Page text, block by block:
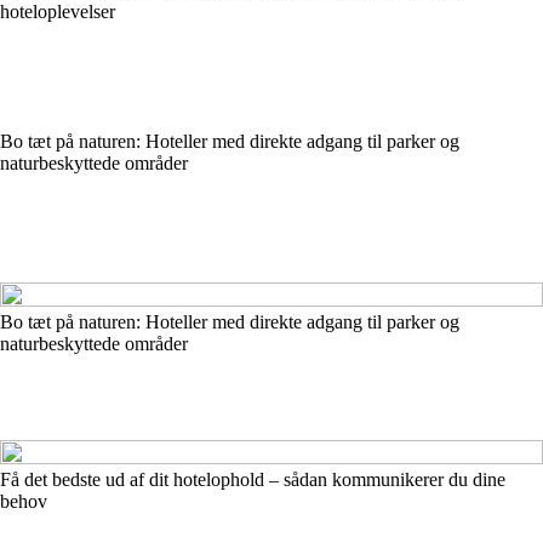
hoteloplevelser
Bo tæt på naturen: Hoteller med direkte adgang til parker og
naturbeskyttede områder
Bo tæt på naturen: Hoteller med direkte adgang til parker og
naturbeskyttede områder
Få det bedste ud af dit hotelophold – sådan kommunikerer du dine
behov